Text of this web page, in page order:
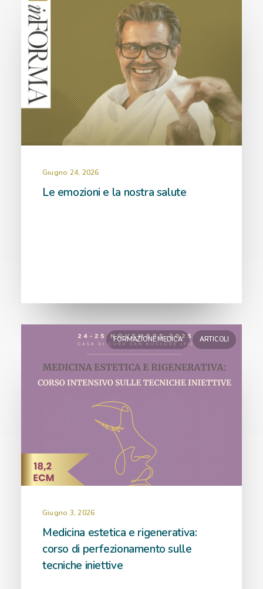
Giugno 24, 2026
Le emozioni e la nostra salute
FORMAZIONE MEDICA ARTICOLI
Giugno 3, 2026
Medicina estetica e rigenerativa:
corso di perfezionamento sulle
tecniche iniettive